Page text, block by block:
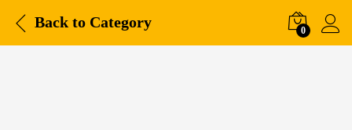
Back to Category 0